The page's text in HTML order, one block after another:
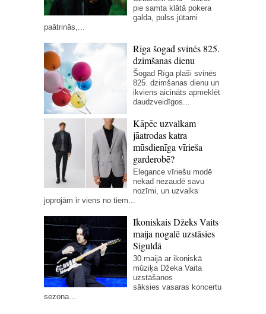
pie samta klātā pokera
galda, pulss jūtami
paātrinās,...
Rīga šogad svinēs 825.
dzimšanas dienu
Šogad Rīga plaši svinēs
825. dzimšanas dienu un
ikviens aicināts apmeklēt
daudzveidīgos...
Kāpēc uzvalkam
jāatrodas katra
mūsdienīga vīrieša
garderobē?
Elegance vīriešu modē
nekad nezaudē savu
nozīmi, un uzvalks
joprojām ir viens no tiem...
Ikoniskais Džeks Vaits
maija nogalē uzstāsies
Siguldā
30.maijā ar ikoniskā
mūziķa Džeka Vaita
uzstāšanos
sāksies vasaras koncertu
sezona...